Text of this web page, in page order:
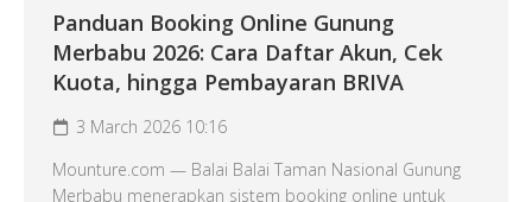
Panduan Booking Online Gunung
Merbabu 2026: Cara Daftar Akun, Cek
Kuota, hingga Pembayaran BRIVA
3 March 2026 10:16
Mounture.com — Balai Balai Taman Nasional Gunung
Merbabu menerapkan sistem booking online untuk